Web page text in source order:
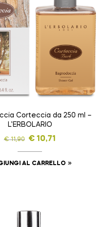
Corteccia da 250 ml –
L’ERBOLARIO
€11,90 € 10,71
AL CARRELLO